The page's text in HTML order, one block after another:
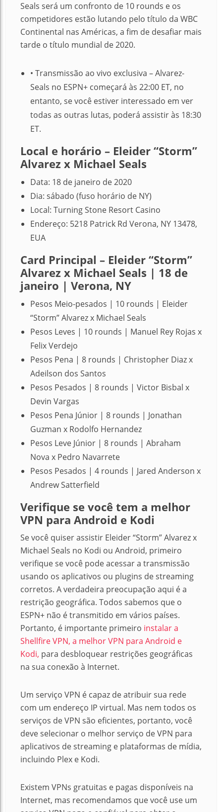
Seals será um confronto de 10 rounds e os
competidores estão lutando pelo título da WBC
Continental nas Américas, a fim de desafiar mais
tarde o título mundial de 2020.
• Transmissão ao vivo exclusiva – Alvarez-
Seals no ESPN+ começará às 22:00 ET, no
entanto, se você estiver interessado em ver
todas as outras lutas, poderá assistir às 18:30
ET.
Local e horário – Eleider “Storm”
Alvarez x Michael Seals
Data: 18 de janeiro de 2020
Dia: sábado (fuso horário de NY)
Local: Turning Stone Resort Casino
Endereço: 5218 Patrick Rd Verona, NY 13478,
EUA
Card Principal – Eleider “Storm”
Alvarez x Michael Seals | 18 de
janeiro | Verona, NY
Pesos Meio-pesados | 10 rounds | Eleider
“Storm” Alvarez x Michael Seals
Pesos Leves | 10 rounds | Manuel Rey Rojas x
Felix Verdejo
Pesos Pena | 8 rounds | Christopher Diaz x
Adeilson dos Santos
Pesos Pesados | 8 rounds | Victor Bisbal x
Devin Vargas
Pesos Pena Júnior | 8 rounds | Jonathan
Guzman x Rodolfo Hernandez
Pesos Leve Júnior | 8 rounds | Abraham
Nova x Pedro Navarrete
Pesos Pesados | 4 rounds | Jared Anderson x
Andrew Satterfield
Verifique se você tem a melhor
VPN para Android e Kodi
Se você quiser assistir Eleider “Storm” Alvarez x
Michael Seals no Kodi ou Android, primeiro
verifique se você pode acessar a transmissão
usando os aplicativos ou plugins de streaming
corretos. A verdadeira preocupação aqui é a
restrição geográfica. Todos sabemos que o
ESPN+ não é transmitido em vários países.
Portanto, é importante primeiro instalar a
Shellfire VPN, a melhor VPN para Android e
Kodi, para desbloquear restrições geográficas
na sua conexão à Internet.
Um serviço VPN é capaz de atribuir sua rede
com um endereço IP virtual. Mas nem todos os
serviços de VPN são eficientes, portanto, você
deve selecionar o melhor serviço de VPN para
aplicativos de streaming e plataformas de mídia,
incluindo Plex e Kodi.
Existem VPNs gratuitas e pagas disponíveis na
Internet, mas recomendamos que você use um